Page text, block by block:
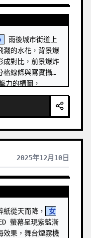
雨後城市街道上
濺的水花，背景爆
成對比，前景爆炸
線條與寫實攝影
力的構圖，
長寬比，邊緣銳
2025年12月10日
紙從天而降，
女
螢幕呈現紫藍漸
效果，舞台煙霧機